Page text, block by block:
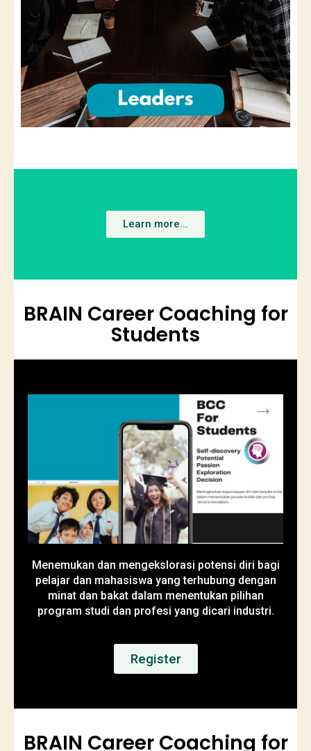
Learn more...
BRAIN Career Coaching for
Students
Menemukan dan mengekslorasi potensi diri bagi
pelajar dan mahasiswa yang terhubung dengan
minat dan bakat dalam menentukan pilihan
program studi dan profesi yang dicari industri.
Register
BRAIN Career Coaching for